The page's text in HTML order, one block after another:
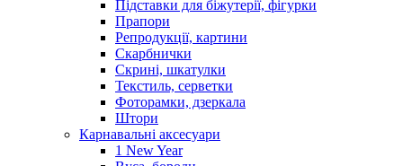
Підставки для біжутерії, фігурки
Прапори
Репродукції, картини
Скарбнички
Скрині, шкатулки
Текстиль, серветки
Фоторамки, дзеркала
Штори
Карнавальні аксесуари
1 New Year